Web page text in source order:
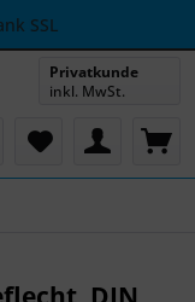
24h
SSL
Privatkunde
inkl. MwSt.